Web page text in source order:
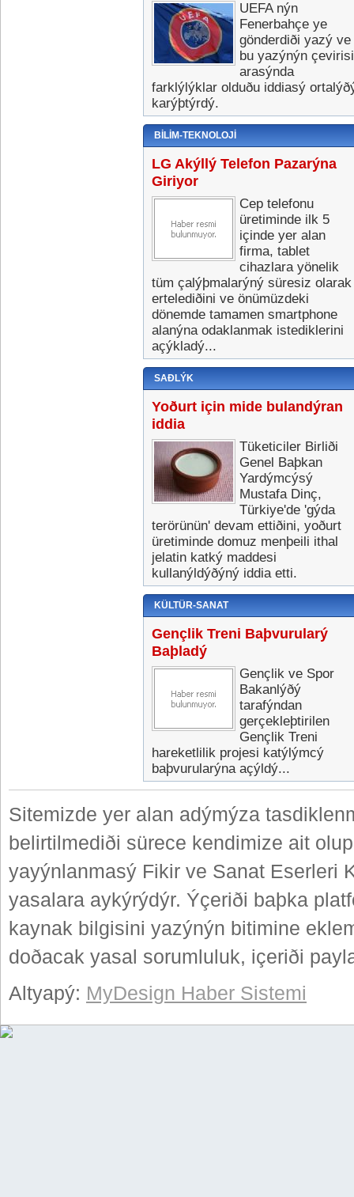
UEFA nýn
Fenerbahçe ye
gönderdiði yazý ve
bu yazýnýn çevirisi
arasýnda
farklýlýklar olduðu iddiasý
karýþtýrdý.
BILIM-TEKNOLOJI
LG Akýllý Telefon Pazarýna
Giriyor
Cep telefonu
üretiminde ilk 5
içinde yer alan
firma, tablet
cihazlara yönelik
tüm çalýþmalarýný süresiz olarak
ertelediðini ve önümüzdeki
dönemde tamamen smartphone
alanýna odaklanmak istediklerini
açýkladý...
SAÐLÝK
Yoðurt için mide bulandýran
iddia
Tüketiciler Birliði
Genel Baþkan
Yardýmcýsý
Mustafa Dinç,
Türkiye'de 'gýda
terörünün' devam ettiðini, yoðurt
üretiminde domuz menþeili ithal
jelatin katký maddesi
kullanýldýðýný iddia etti.
KÜLTÜR-SANAT
Gençlik Treni Baþvurularý
Baþladý
Gençlik ve Spor
Bakanlýðý
tarafýndan
gerçekleþtirilen
Gençlik Treni
hareketlilik projesi katýlýmcý
baþvurularýna açýldý...
Sitemizde yer alan adýmýza
belirtilmediði sürece kendimize ait
yayýnlanmasý Fikir ve Sanat Eserleri
yasalara aykýrýdýr. Ýçeriði baþka
kaynak bilgisini yazýnýn bitimine
doðacak yasal sorumluluk, içeriði
Altyapý: MyDesign Haber Sistemi